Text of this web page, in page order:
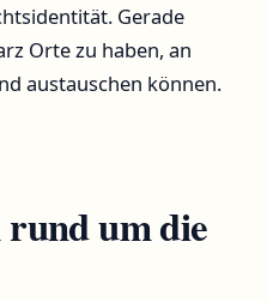
Gerade
Orte zu haben, an
austauschen können.
um die